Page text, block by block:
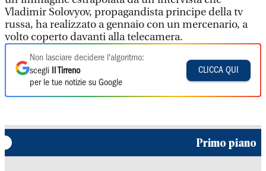
Vladimir Solovyov, propagandista principe della tv
russa, ha realizzato a gennaio con un mercenario, a
volto coperto davanti alla telecamera.
Non lasciare decidere l'algoritmo:
scegli
Il Tirreno
per le tue notizie su Google
CLICCA QUI
Primo piano